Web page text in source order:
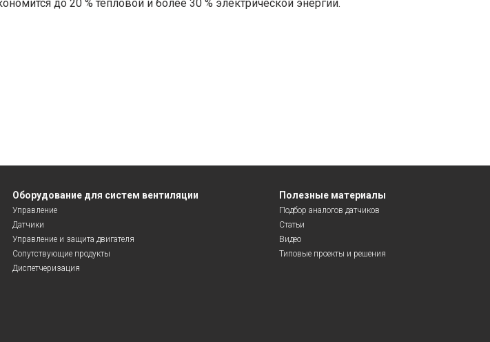
до 20 % тепловой и более 30 % электрической энергии.
Оборудование для систем вентиляции
Управление
Датчики
Управление и защита двигателя
Сопутствующие продукты
Диспетчеризация
Полезные материалы
Подбор аналогов датчиков
Статьи
Видео
Типовые проекты и решения